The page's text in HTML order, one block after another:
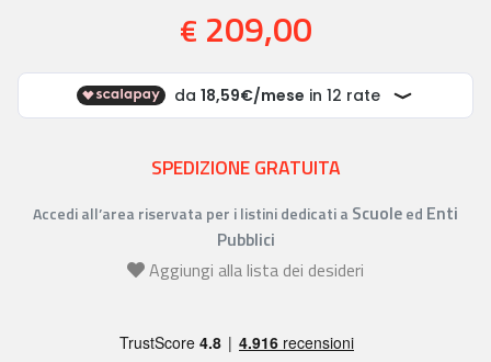
€ 209,00
SPEDIZIONE GRATUITA
Accedi all’area riservata per i listini dedicati a Scuoleed Enti
Pubblici
Aggiungi alla lista dei desideri